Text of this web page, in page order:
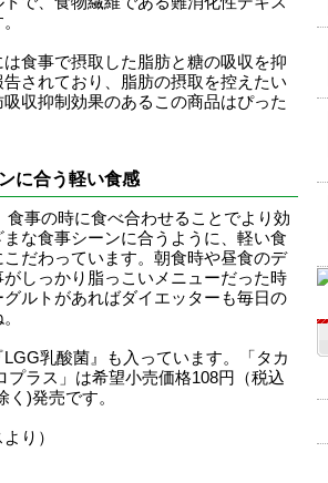
食事で摂取した脂肪と糖の吸収を抑
されており、脂肪の摂取を控えたい
収抑制効果のあるこの商品はぴった
に合う軽い食感
食事の時に食べ合わせることでより効
な食事シーンに合うように、軽い食
だわっています。朝食時や昼食のデ
しっかり脂っこいメニューだった時
ルトがあればダイエッターも毎日の
乳酸菌』も入っています。「タカ
プラス」は希望小売価格108円（税込
)発売です。
り）